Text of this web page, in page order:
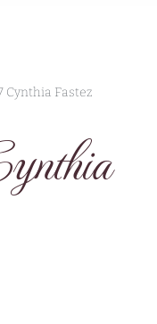
Cynthia Fastez